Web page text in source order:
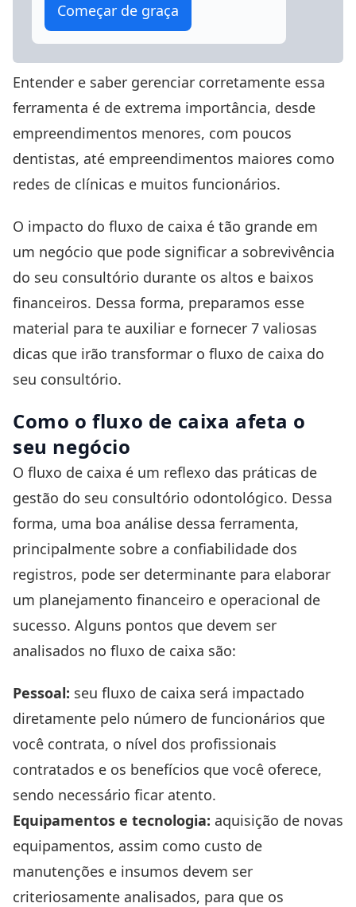
Começar de graça
Entender e saber gerenciar corretamente essa
ferramenta é de extrema importância, desde
empreendimentos menores, com poucos
dentistas, até empreendimentos maiores como
redes de clínicas e muitos funcionários.
O impacto do fluxo de caixa é tão grande em
um negócio que pode significar a sobrevivência
do seu consultório durante os altos e baixos
financeiros. Dessa forma, preparamos esse
material para te auxiliar e fornecer 7 valiosas
dicas que irão transformar o fluxo de caixa do
seu consultório.
Como o fluxo de caixa afeta o
seu negócio
O fluxo de caixa é um reflexo das práticas de
gestão do seu consultório odontológico. Dessa
forma, uma boa análise dessa ferramenta,
principalmente sobre a confiabilidade dos
registros, pode ser determinante para elaborar
um planejamento financeiro e operacional de
sucesso. Alguns pontos que devem ser
analisados no fluxo de caixa são:
Pessoal: seu fluxo de caixa será impactado
diretamente pelo número de funcionários que
você contrata, o nível dos profissionais
contratados e os benefícios que você oferece,
sendo necessário ficar atento.
Equipamentos e tecnologia: aquisição de novas
equipamentos, assim como custo de
manutenções e insumos devem ser
criteriosamente analisados, para que os